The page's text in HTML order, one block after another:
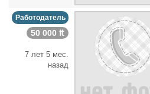
Работодатель
50 000 ₶
7 лет 5 мес.
назад